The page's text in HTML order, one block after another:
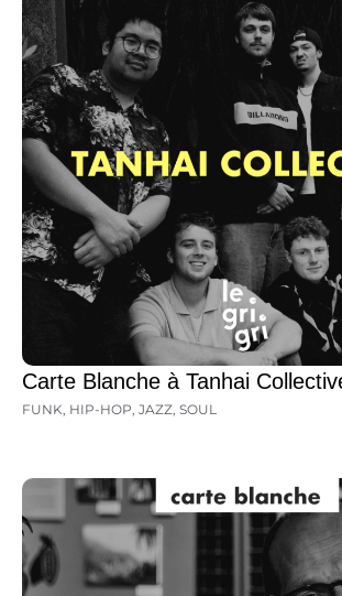
Carte Blanche à Tanhai
FUNK, HIP-HOP, JAZZ, SOUL